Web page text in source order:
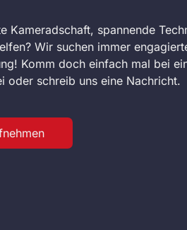
Kameradschaft, spannende
Wir suchen immer
Komm doch einfach mal bei
oder schreib uns eine Nachricht.